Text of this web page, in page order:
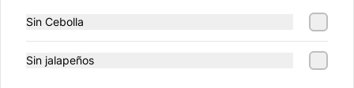
Redes sociales
Sin Cebolla
Sin jalapeños